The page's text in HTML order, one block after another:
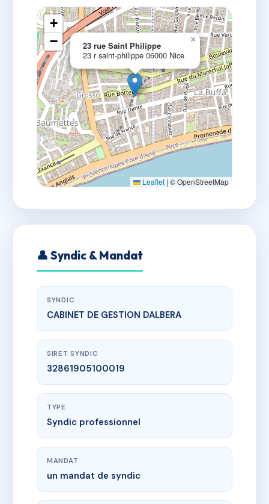
23 rue Saint Philippe
23 r saint-philippe 06000 Nice
×
+
−
Leaflet | © OpenStreetMap
👤 Syndic & Mandat
SYNDIC
CABINET DE GESTION DALBERA
SIRET SYNDIC
32861905100019
TYPE
Syndic professionnel
MANDAT
un mandat de syndic